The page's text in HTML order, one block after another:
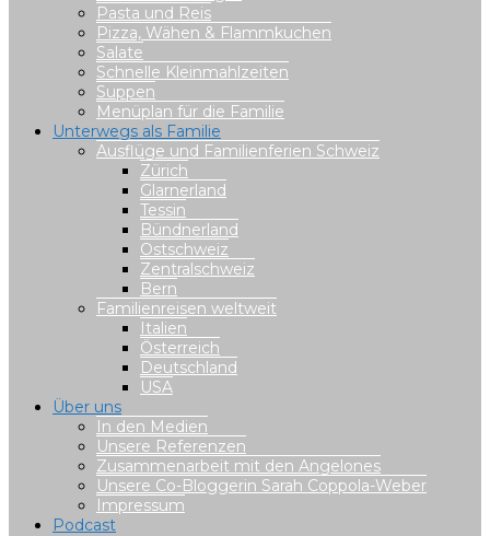
Pasta und Reis
Pizza, Wähen & Flammkuchen
Salate
Schnelle Kleinmahlzeiten
Suppen
Menüplan für die Familie
Unterwegs als Familie
Ausflüge und Familienferien Schweiz
Zürich
Glarnerland
Tessin
Bündnerland
Ostschweiz
Zentralschweiz
Bern
Familienreisen weltweit
Italien
Österreich
Deutschland
USA
Über uns
In den Medien
Unsere Referenzen
Zusammenarbeit mit den Angelones
Unsere Co-Bloggerin Sarah Coppola-Weber
Impressum
Podcast